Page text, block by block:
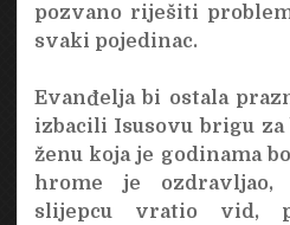
pozvano riješiti
svaki pojedinac.
Evanđelja bi ostala
izbacili Isusovu brigu za
ženu koja je godinama
hrome je ozdravljao,
slijepcu vratio vid,